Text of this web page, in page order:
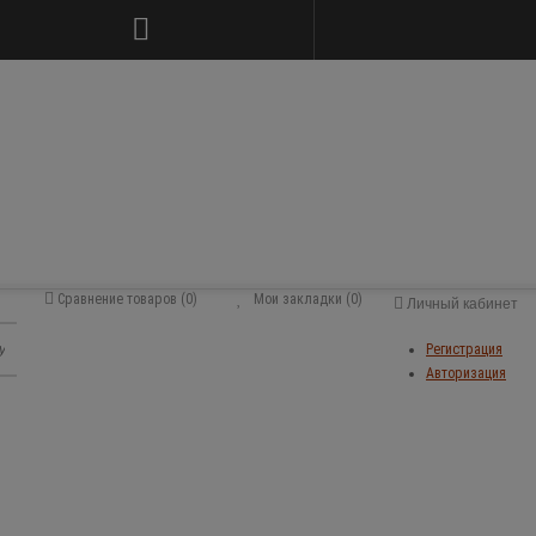
Личный кабинет
Регистрация
Авторизация
Мои закладки (0)
Сравнение товаров (0)